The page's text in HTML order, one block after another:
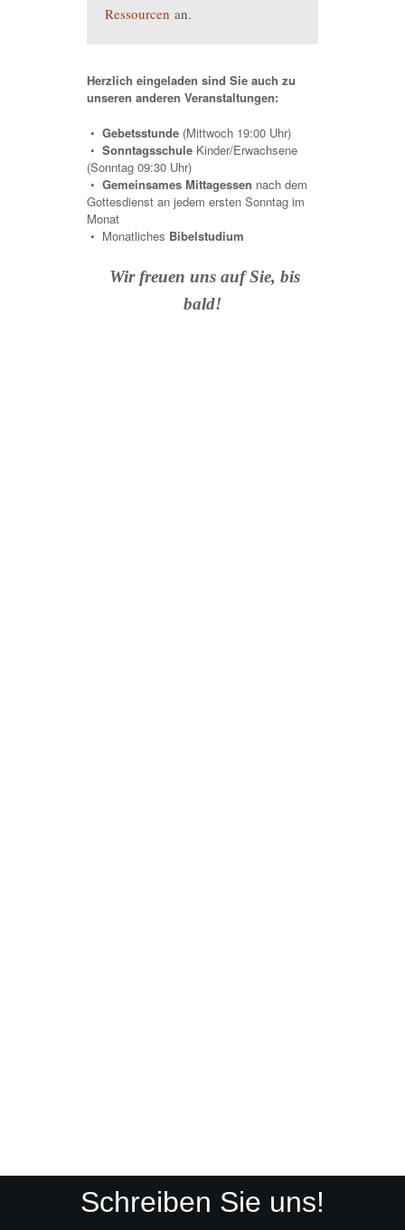
Ressourcen an.
Herzlich eingeladen sind Sie auch zu
unseren anderen Veranstaltungen:
• Gebetsstunde(Mittwoch 19:00 Uhr)
• SonntagsschuleKinder/Erwachsene
(Sonntag 09:30 Uhr)
• Gemeinsames Mittagessen nach dem
Gottesdienst an jedem ersten Sonntag im
Monat
• Monatliches Bibelstudium
Wir freuen uns auf Sie, bis
bald!
Schreiben Sie uns!